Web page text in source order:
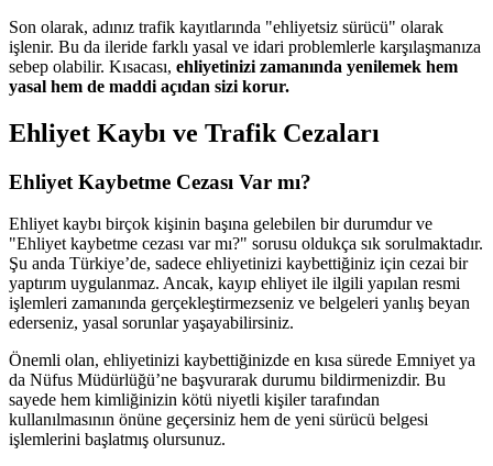
Son olarak, adınız trafik kayıtlarında "ehliyetsiz sürücü" olarak
işlenir. Bu da ileride farklı yasal ve idari problemlerle karşılaşmanıza
sebep olabilir. Kısacası, ehliyetinizi zamanında yenilemek hem
yasal hem de maddi açıdan sizi korur.
Ehliyet Kaybı ve Trafik Cezaları
Ehliyet Kaybetme Cezası Var mı?
Ehliyet kaybı birçok kişinin başına gelebilen bir durumdur ve
"Ehliyet kaybetme cezası var mı?" sorusu oldukça sık sorulmaktadır.
Şu anda Türkiye’de, sadece ehliyetinizi kaybettiğiniz için cezai bir
yaptırım uygulanmaz. Ancak, kayıp ehliyet ile ilgili yapılan resmi
işlemleri zamanında gerçekleştirmezseniz ve belgeleri yanlış beyan
ederseniz, yasal sorunlar yaşayabilirsiniz.
Önemli olan, ehliyetinizi kaybettiğinizde en kısa sürede Emniyet ya
da Nüfus Müdürlüğü’ne başvurarak durumu bildirmenizdir. Bu
sayede hem kimliğinizin kötü niyetli kişiler tarafından
kullanılmasının önüne geçersiniz hem de yeni sürücü belgesi
işlemlerini başlatmış olursunuz.